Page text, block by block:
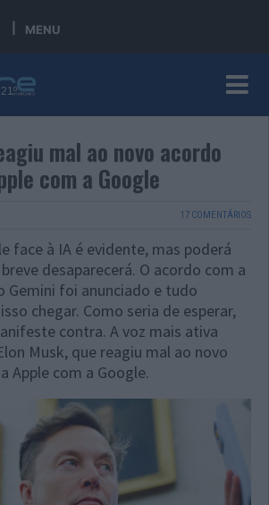
MENU
mal ao novo acordo
com a Google
17 COMENTÁRIOS
face à IA é evidente, mas poderá
desaparecerá. O acordo com a
Gemini foi anunciado e tudo
chegar. Como seria de esperar,
contra. A voz mais ativa
Musk, que reagiu mal ao novo
Apple com a Google.